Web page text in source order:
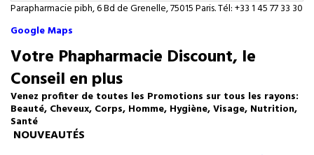
Parapharmacie pibh, 6 Bd de Grenelle, 75015 Paris. Tél: +33 1 45 77 33 30
Google Maps
Votre Phapharmacie Discount, le
Conseil en plus
Venez profiter de toutes les Promotions sur tous les rayons:
Beauté, Cheveux, Corps, Homme, Hygiène, Visage, Nutrition,
Santé
NOUVEAUTÉS